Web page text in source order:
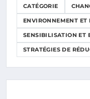
CATÉGORIE
ENVIRONNEMENT ET
SENSIBILISATION ET
STRATÉGIES DE